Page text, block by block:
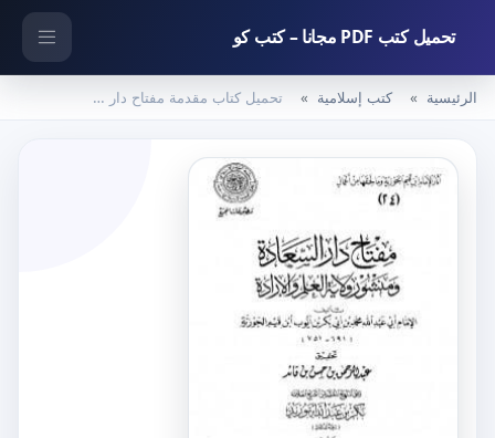
تحميل كتب PDF مجانا – كتب كو
الرئيسية كتب إسلامية تحميل كتاب مقدمة مفتاح دار السعادة ومنشور ولاية العلم والإرادة PDF تأليف شمس الدين ابن قيم الجوزية مجانا [كامل]